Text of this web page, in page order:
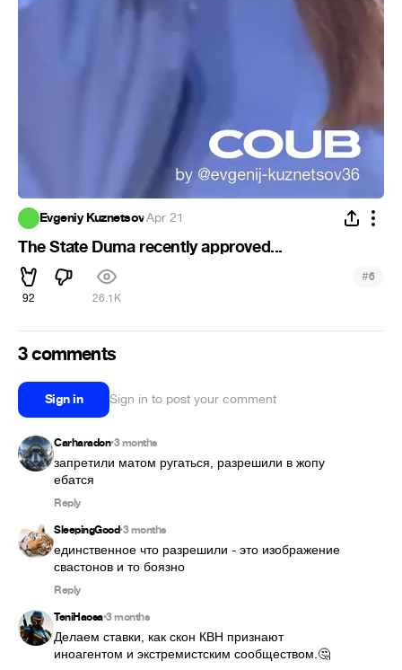
Evgeniy Kuznetsov·Apr 21
The State Duma recently approved...
92 26.1K
#6
3 comments
Sign in Sign in to post your comment
Carharadon•3 months
запретили матом ругаться, разрешили в жопу
ебатся
Reply
SleepingGood•3 months
единственное что разрешили - это изображение
свастонов и то боязно
Reply
TeniHaosa•3 months
Делаем ставки, как скон КВН признают
иноагентом и экстремистским сообществом.🤔